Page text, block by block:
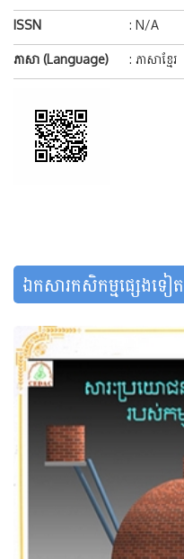
ISSN : N/A
ភាសា (Language) : ភាសាខ្មែរ
ឯកសារកសិកម្មផ្សេងទៀត